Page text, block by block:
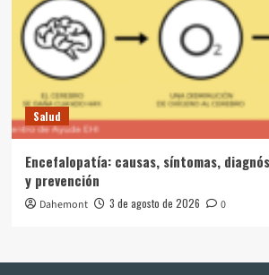
Salud
Encefalopatía: causas, síntomas,
y prevención
Dahemont 3 de agosto de 2026 0